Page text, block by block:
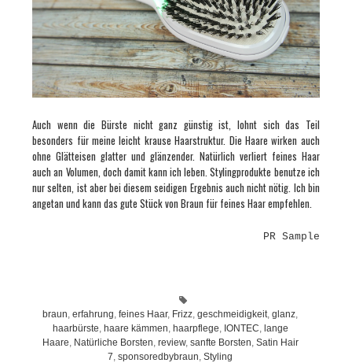
Auch wenn die Bürste nicht ganz günstig ist, lohnt sich das Teil
besonders für meine leicht krause Haarstruktur. Die Haare wirken auch
ohne Glätteisen glatter und glänzender. Natürlich verliert feines Haar
auch an Volumen, doch damit kann ich leben. Stylingprodukte benutze ich
nur selten, ist aber bei diesem seidigen Ergebnis auch nicht nötig. Ich bin
angetan und kann das gute Stück von Braun für feines Haar empfehlen.
PR Sample
braun erfahrung feines Haar, Frizz geschmeidigkeit glanz
haarbürste
haare kämmen haarpflege IONTEC
lange
Haare
Natürliche Borsten review, sanfte Borsten Satin Hair
7 sponsoredbybraun Styling